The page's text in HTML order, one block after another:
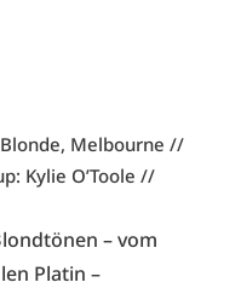
Melbourne //
Kylie O’Toole //
– vom
Platin –